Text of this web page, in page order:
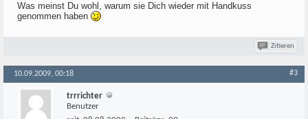
Was meinst Du wohl, warum sie Dich wieder mit Handkuss
genommen haben
Zitieren
10.09.2009, 00:18 #3
trrrichter
Benutzer